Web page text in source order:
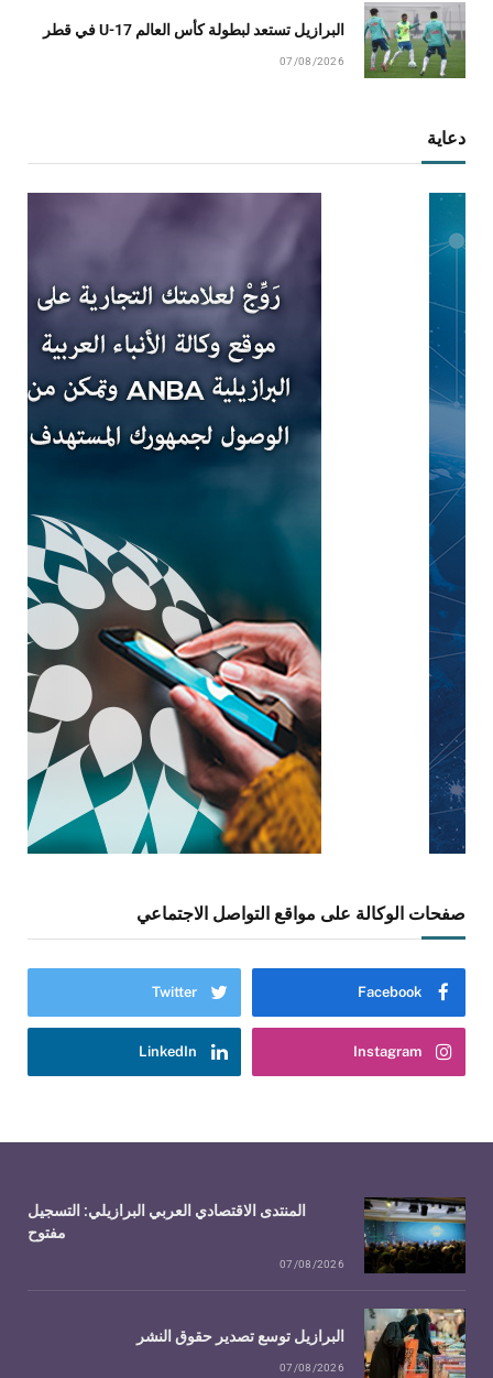
البرازيل تستعد لبطولة كأس العالم U-17 في قطر
07/08/2026
دعاية
صفحات الوكالة على مواقع التواصل الاجتماعي
Facebook
Twitter
Instagram
LinkedIn
المنتدى الاقتصادي العربي البرازيلي: التسجيل
مفتوح
07/08/2026
البرازيل توسع تصدير حقوق النشر
07/08/2026